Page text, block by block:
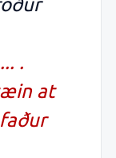
.
at